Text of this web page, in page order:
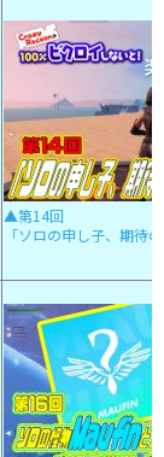
▲第14回
「ソロの申し子、期待